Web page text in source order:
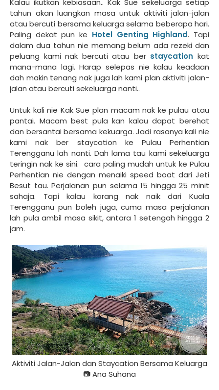
Kalau ikutkan kebiasaan.. Kak Sue sekeluarga setiap
tahun akan luangkan masa untuk aktiviti jalan-jalan
atau bercuti bersama keluarga selama beberapa hari.
Paling dekat pun ke Hotel Genting Highland. Tapi
dalam dua tahun nie memang belum ada rezeki dan
peluang kami nak bercuti atau ber staycation kat
mana-mana lagi. Harap selepas nie kalau keadaan
dah makin tenang nak juga lah kami plan aktiviti jalan-
jalan atau bercuti sekeluarga nanti..
Untuk kali nie Kak Sue plan macam nak ke pulau atau
pantai. Macam best pula kan kalau dapat berehat
dan bersantai bersama kekuarga. Jadi rasanya kali nie
kami nak ber staycation ke Pulau Perhentian
Terengganu lah nanti. Dah lama tau kami sekeluarga
teringin nak ke sini. cara paling mudah untuk ke Pulau
Perhentian nie dengan menaiki speed boat dari Jeti
Besut tau. Perjalanan pun selama 15 hingga 25 minit
sahaja. Tapi kalau korang nak naik dari Kuala
Terengganu pun boleh juga, cuma masa perjalanan
lah pula ambil masa sikit, antara 1 setengah hingga 2
jam.
Aktiviti Jalan-Jalan dan Staycation Bersama Keluarga
📷 Ana Suhana